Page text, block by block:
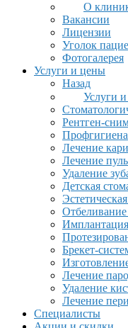
О
Вакансии
Лицензии
Уголок
Фотогалерея
Услуги и цены
Назад
Услуги
Рентген-
Профгигиена
Лечение
Лечение
Удаление
Детская
Отбеливание
Брекет-
Лечение
Удаление
Лечение
Специалисты